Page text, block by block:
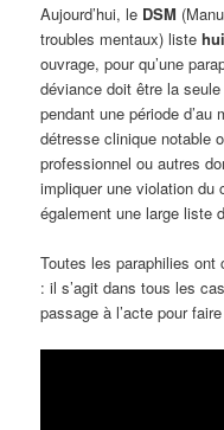
Aujourd’hui, le DSM
troubles mentaux) liste
ouvrage, pour qu’une
déviance doit être la
pendant une période
détresse clinique notable
professionnel ou autres
impliquer une violation du
également une large liste
Toutes les paraphilies
: il s’agit dans tous les
passage à l’acte pour